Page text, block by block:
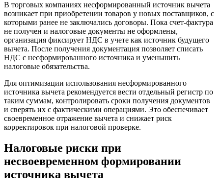
В торговых компаниях несформированный источник вычета
возникает при приобретении товаров у новых поставщиков, с
которыми ранее не заключались договоры. Пока счет-фактура
не получен и налоговые документы не оформлены,
организация фиксирует НДС в учете как источник будущего
вычета. После получения документация позволяет списать
НДС с несформированного источника и уменьшить
налоговые обязательства.
Для оптимизации использования несформированного
источника вычета рекомендуется вести отдельный регистр по
таким суммам, контролировать сроки получения документов
и сверять их с фактическими операциями. Это обеспечивает
своевременное отражение вычета и снижает риск
корректировок при налоговой проверке.
Налоговые риски при
несвоевременном формировании
источника вычета